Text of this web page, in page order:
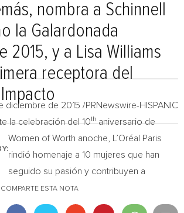
nombra a Schinnell
la Galardonada
2015, y a Lisa Williams
receptora del
COMPARTE ESTA NOTA
diciembre de 2015 /PRNewswire-HISPANIC
la celebración del 10th aniversario de
Women of Worth anoche, L’Oréal Paris
rindió homenaje a 10 mujeres que han
seguido su pasión y contribuyen a